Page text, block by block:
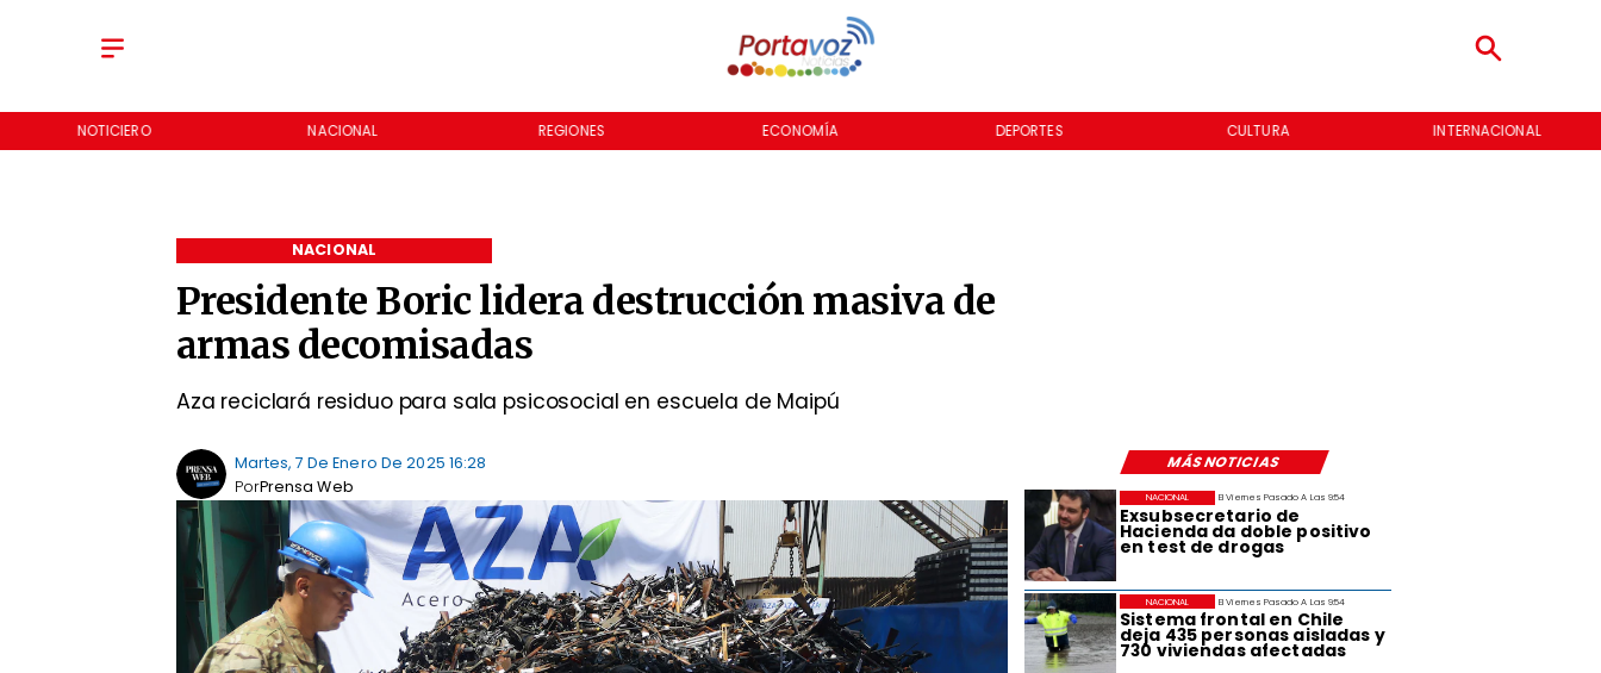
NOTICIERO NACIONAL REGIONES ECONOMÍA DEPORTES CULTURA INTERNACIONAL
Presidente Boric lidera destrucción masiva de
armas decomisadas
Aza reciclará residuo para sala psicosocial en escuela de Maipú
NACIONAL
MÁS NOTICIAS
Martes, 7 De Enero De 2025 16:28
Prensa Web
Por
El Viernes Pasado A Las 9:54
Exsubsecretario de
Hacienda da doble positivo
en test de drogas
NACIONAL
El Viernes Pasado A Las 9:54
Sistema frontal en Chile
deja 435 personas aisladas y
730 viviendas afectadas
NACIONAL